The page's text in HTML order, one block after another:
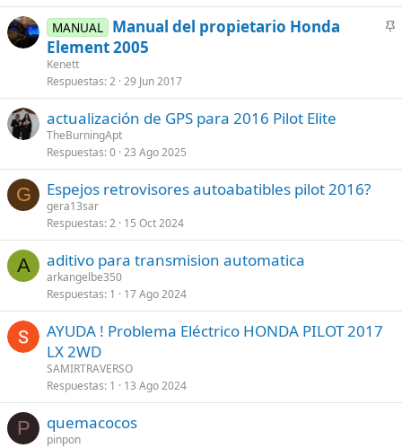
l
aA
a
MANUAL Manual del propietario Honda
Element 2005
Kenett
Respuestas 2 29 Jun 2017
actualización de GPS para 2016 Pilot Elite
TheBurningApt
Respuestas 0 23 Ago 2025
G Espejos retrovisores autoabatibles pilot 2016?
gera13sar
Respuestas 2 15 Oct 2024
A aditivo para transmision automatica
arkangelbe350
Respuestas 1 17 Ago 2024
AYUDA ! Problema Eléctrico HONDA PILOT 2017
LX 2WD
SAMIRTRAVERSO
Respuestas 1 13 Ago 2024
P quemacocos
pinpon